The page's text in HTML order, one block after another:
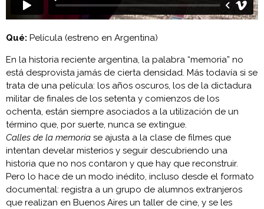
Qué: Película (estreno en Argentina)
En la historia reciente argentina, la palabra “memoria” no
está desprovista jamás de cierta densidad. Más todavía si se
trata de una película: los años oscuros, los de la dictadura
militar de finales de los setenta y comienzos de los
ochenta, están siempre asociados a la utilización de un
término que, por suerte, nunca se extingue.
Calles de la memoria se ajusta a la clase de filmes que
intentan develar misterios y seguir descubriendo una
historia que no nos contaron y que hay que reconstruir.
Pero lo hace de un modo inédito, incluso desde el formato
documental: registra a un grupo de alumnos extranjeros
que realizan en Buenos Aires un taller de cine, y se les